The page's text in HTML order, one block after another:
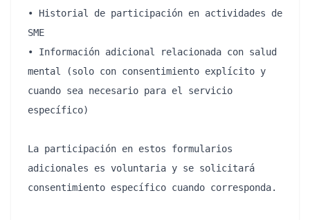
• Historial de participación en actividades de
SME
• Información adicional relacionada con salud
mental (solo con consentimiento explícito y
cuando sea necesario para el servicio
específico)
La participación en estos formularios
adicionales es voluntaria y se solicitará
consentimiento específico cuando corresponda.